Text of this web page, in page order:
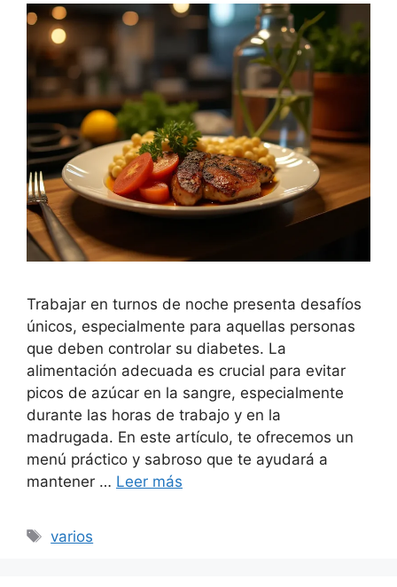
Trabajar en turnos de noche presenta desafíos
únicos, especialmente para aquellas personas
que deben controlar su diabetes. La
alimentación adecuada es crucial para evitar
picos de azúcar en la sangre, especialmente
durante las horas de trabajo y en la
madrugada. En este artículo, te ofrecemos un
menú práctico y sabroso que te ayudará a
mantener … Leer más
Etiquetas
varios